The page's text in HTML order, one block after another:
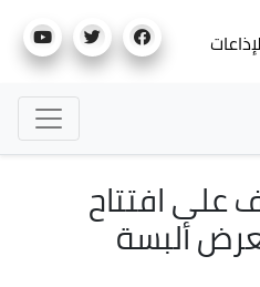
افتتاح
ألبسة